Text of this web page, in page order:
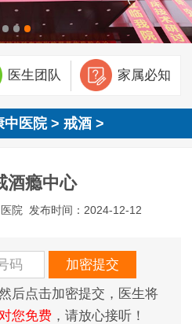
医生团队 家属必知
中医院>戒酒 >
酒瘾中心
院 发布时间：2024-12-12
后点击加密提交，医生将
您免费，请放心接听！